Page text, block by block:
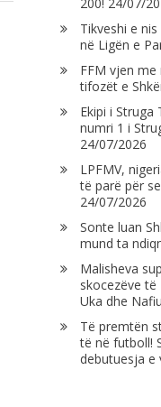
Tikveshi e
në Ligën e
FFM vjen
tifozët e
Ekipi i
numri 1 i
24/07/2026
LPFMV,
të parë për
24/07/2026
Sonte luan
mund ta
Malisheva
skocezëve të
Uka dhe Nafiu
Të premtën
të në futboll!
debutuesja e